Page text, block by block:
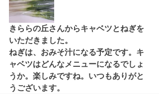
きららの丘さんからキャベツとねぎを
いただきました。
ねぎは、おみそ汁になる予定です。キ
ャベツはどんなメニューになるでしょ
うか。楽しみですね。いつもありがと
うございます。